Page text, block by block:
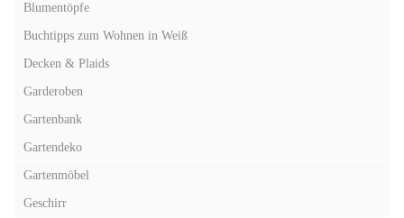
Blumentöpfe
Buchtipps zum Wohnen in Weiß
Decken & Plaids
Garderoben
Gartenbank
Gartendeko
Gartenmöbel
Geschirr